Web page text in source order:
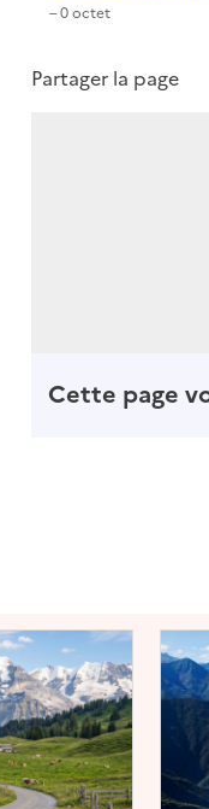
– 0 octet
Partager la page
Cette page